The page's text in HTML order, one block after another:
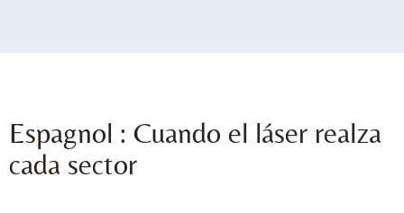
Espagnol : Cuando el láser realza
cada sector